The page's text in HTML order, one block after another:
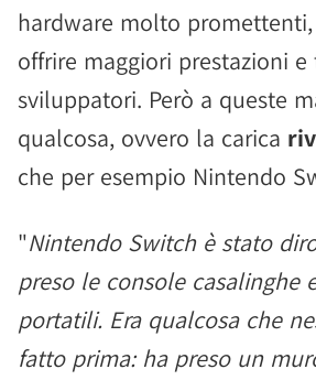
hardware molto
offrire maggiori prestazioni
sviluppatori. Però a queste
qualcosa, ovvero la carica
che per esempio Nintendo
"Nintendo Switch è stato
preso le console casalinghe
portatili. Era qualcosa che
fatto prima: ha preso un